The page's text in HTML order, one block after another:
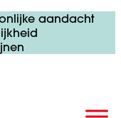
aandacht